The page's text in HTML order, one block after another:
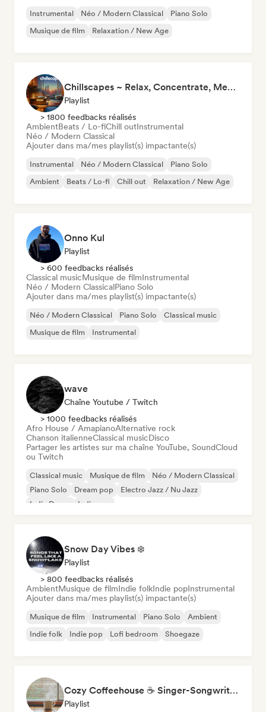
Instrumental Néo / Modern Classical
Piano Solo
Musique de film
Relaxation / New Age
Chillscapes ~ Relax, Concentrate, Meditate, Sleep, Dream
Playlist
> 1800 feedbacks réalisés
AmbientBeats / Lo-fiChill outInstrumental
Néo / Modern Classical
Ajouter dans ma/mes playlist(s) impactante(s)
Instrumental Néo / Modern Classical
Piano Solo
Ambient
Beats / Lo-fi Chill out Relaxation / New Age
Onno Kul
Playlist
> 600 feedbacks réalisés
Classical musicMusique de filmInstrumental
Néo / Modern ClassicalPiano Solo
Ajouter dans ma/mes playlist(s) impactante(s)
Néo / Modern Classical Piano Solo
Classical music
Musique de film
Instrumental
wave
Chaîne Youtube / Twitch
> 1000 feedbacks réalisés
Afro House / AmapianoAlternative rock
Chanson italienneClassical musicDisco
Partager les artistes sur ma chaîne YouTube, SoundCloud
ou Twitch
Classical music Musique de film
Néo / Modern Classical
Piano Solo
Dream pop
Electro Jazz / Nu Jazz
Indie Dance
Indie pop
Snow Day Vibes ❄️
Playlist
> 800 feedbacks réalisés
AmbientMusique de filmIndie folkIndie popInstrumental
Ajouter dans ma/mes playlist(s) impactante(s)
Musique de film Instrumental Piano Solo
Ambient
Indie folk
Indie pop Lofi bedroom Shoegaze
Cozy Coffeehouse ☕ Singer-Songwriter, Indie Folk & Acoustic
Playlist